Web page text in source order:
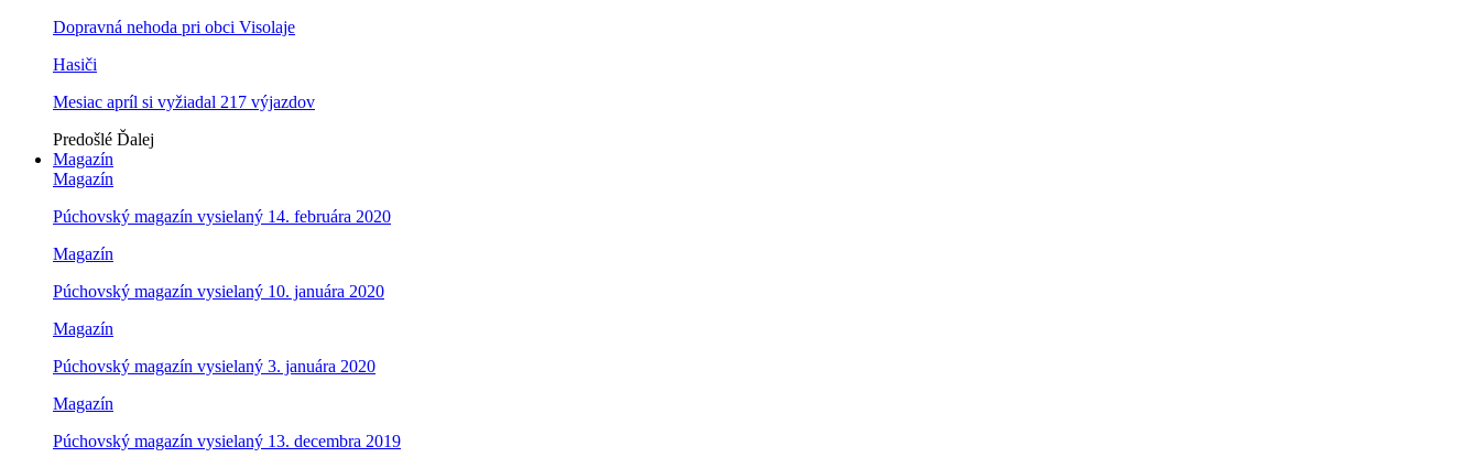
Dopravná nehoda pri obci Visolaje
Hasiči
Mesiac apríl si vyžiadal 217 výjazdov
Predošlé Ďalej
Magazín
Magazín
Púchovský magazín vysielaný 14. februára 2020
Magazín
Púchovský magazín vysielaný 10. januára 2020
Magazín
Púchovský magazín vysielaný 3. januára 2020
Magazín
Púchovský magazín vysielaný 13. decembra 2019